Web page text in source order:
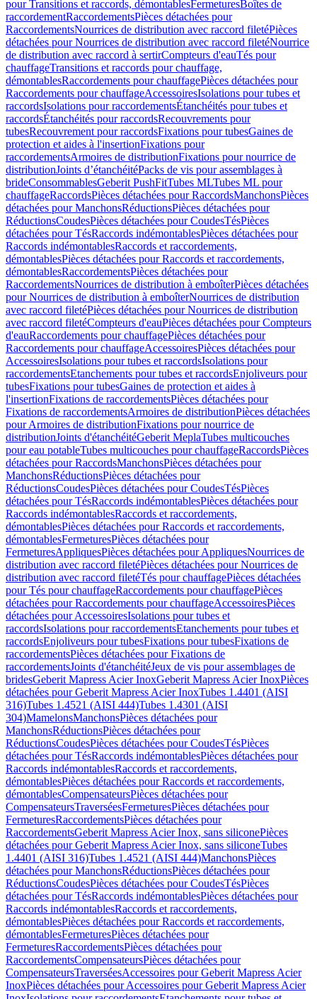
pour Transitions et raccords, démontablesFermeturesBoîtes de
raccordementRaccordementsPièces détachées pour
RaccordementsNourrices de distribution avec raccord filetéPièces
détachées pour Nourrices de distribution avec raccord filetéNourrice
de distribution avec raccord à sertirCompteurs d'eauTés pour
chauffageTransitions et raccords pour chauffage,
démontablesRaccordements pour chauffagePièces détachées pour
Raccordements pour chauffageAccessoiresIsolations pour tubes et
raccordsIsolations pour raccordementsÉtanchéités pour tubes et
raccordsÉtanchéités pour raccordsRecouvrements pour
tubesRecouvrement pour raccordsFixations pour tubesGaines de
protection et aides à l'insertionFixations pour
raccordementsArmoires de distributionFixations pour nourrice de
distributionJoints d’étanchéitéPacks de vis pour assemblages à
brideConsommablesGeberit PushFitTubes MLTubes ML pour
chauffageRaccordsPièces détachées pour RaccordsManchonsPièces
détachées pour ManchonsRéductionsPièces détachées pour
RéductionsCoudesPièces détachées pour CoudesTésPièces
détachées pour TésRaccords indémontablesPièces détachées pour
Raccords indémontablesRaccords et raccordements,
démontablesPièces détachées pour Raccords et raccordements,
démontablesRaccordementsPièces détachées pour
RaccordementsNourrices de distribution à emboîterPièces détachées
pour Nourrices de distribution à emboîterNourrices de distribution
avec raccord filetéPièces détachées pour Nourrices de distribution
avec raccord filetéCompteurs d'eauPièces détachées pour Compteurs
d'eauRaccordements pour chauffagePièces détachées pour
Raccordements pour chauffageAccessoiresPièces détachées pour
AccessoiresIsolations pour tubes et raccordsIsolations pour
raccordementsEtanchements pour tubes et raccordsEnjoliveurs pour
tubesFixations pour tubesGaines de protection et aides à
l'insertionFixations de raccordementsPièces détachées pour
Fixations de raccordementsArmoires de distributionPièces détachées
pour Armoires de distributionFixations pour nourrice de
distributionJoints d'étanchéitéGeberit MeplaTubes multicouches
pour eau potableTubes multicouches pour chauffageRaccordsPièces
détachées pour RaccordsManchonsPièces détachées pour
ManchonsRéductionsPièces détachées pour
RéductionsCoudesPièces détachées pour CoudesTésPièces
détachées pour TésRaccords indémontablesPièces détachées pour
Raccords indémontablesRaccords et raccordements,
démontablesPièces détachées pour Raccords et raccordements,
démontablesFermeturesPièces détachées pour
FermeturesAppliquesPièces détachées pour AppliquesNourrices de
distribution avec raccord filetéPièces détachées pour Nourrices de
distribution avec raccord filetéTés pour chauffagePièces détachées
pour Tés pour chauffageRaccordements pour chauffagePièces
détachées pour Raccordements pour chauffageAccessoiresPièces
détachées pour AccessoiresIsolations pour tubes et
raccordsIsolations pour raccordementsEtanchements pour tubes et
raccordsEnjoliveurs pour tubesFixations pour tubesFixations de
raccordementsPièces détachées pour Fixations de
raccordementsJoints d'étanchéitéJeux de vis pour assemblages de
bridesGeberit Mapress Acier InoxGeberit Mapress Acier InoxPièces
détachées pour Geberit Mapress Acier InoxTubes 1.4401 (AISI
316)Tubes 1.4521 (AISI 444)Tubes 1.4301 (AISI
304)MamelonsManchonsPièces détachées pour
ManchonsRéductionsPièces détachées pour
RéductionsCoudesPièces détachées pour CoudesTésPièces
détachées pour TésRaccords indémontablesPièces détachées pour
Raccords indémontablesRaccords et raccordements,
démontablesPièces détachées pour Raccords et raccordements,
démontablesCompensateursPièces détachées pour
CompensateursTraverséesFermeturesPièces détachées pour
FermeturesRaccordementsPièces détachées pour
RaccordementsGeberit Mapress Acier Inox, sans siliconePièces
détachées pour Geberit Mapress Acier Inox, sans siliconeTubes
1.4401 (AISI 316)Tubes 1.4521 (AISI 444)ManchonsPièces
détachées pour ManchonsRéductionsPièces détachées pour
RéductionsCoudesPièces détachées pour CoudesTésPièces
détachées pour TésRaccords indémontablesPièces détachées pour
Raccords indémontablesRaccords et raccordements,
démontablesPièces détachées pour Raccords et raccordements,
démontablesFermeturesPièces détachées pour
FermeturesRaccordementsPièces détachées pour
RaccordementsCompensateursPièces détachées pour
CompensateursTraverséesAccessoires pour Geberit Mapress Acier
InoxPièces détachées pour Accessoires pour Geberit Mapress Acier